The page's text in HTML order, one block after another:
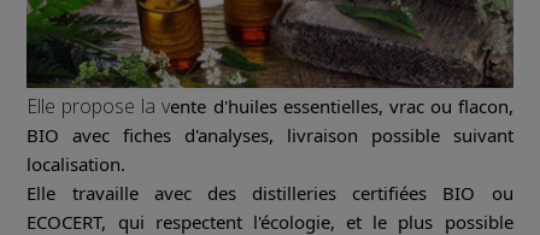
Elle propose la vente d'huiles essentielles, vrac ou flacon,
BIO avec fiches d'analyses, livraison possible suivant
localisation.
Elle travaille avec des distilleries certifiées BIO ou
ECOCERT, qui respectent l'écologie, et le plus possible